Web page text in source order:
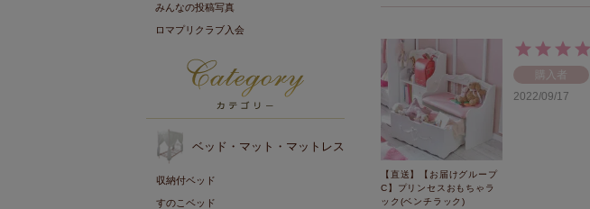
みんなの投稿写真
ロマプリクラブ入会
ベッド・マット・マットレス
収納付ベッド
すのこベッド
【直送】【お届けグループ
C】プリンセスおもちゃラ
ック(ベンチラック)
購入者
2022/09/17